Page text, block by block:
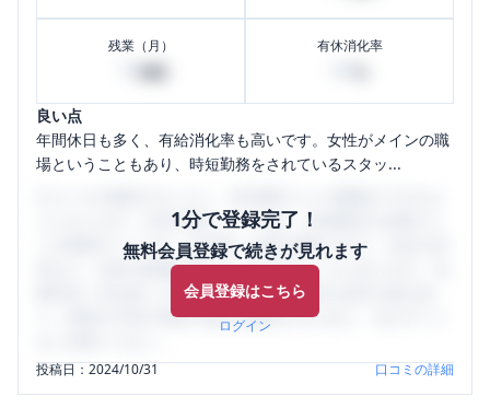
残業（月） 有休消化率
良い点
年間休日も多く、有給消化率も高いです。女性がメインの職
場ということもあり、時短勤務をされているスタッ...
1分で登録完了！
無料会員登録で続きが見れます
会員登録はこちら
ログイン
うになります。SHEHUB(シーハブ)は、女性限定の企業口コ
ミの投稿サイトです。給与面・女性の働きやすさ・会社の評
判など、女性の転職は気にすべき点がたくさんあります。先
輩社員（元社員）の口コミを通して、本当の会社の姿を知
り、将来の不安や現在の悩みを解消するために、ぜひサイト
投稿日：2024/10/31 口コミの詳細